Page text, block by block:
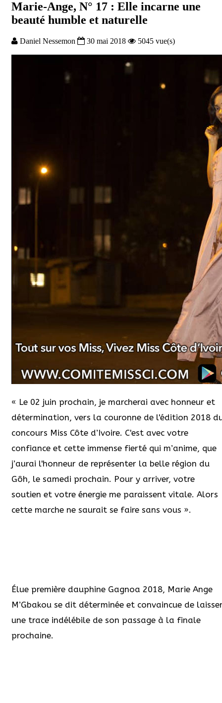
Marie-Ange, N° 17 : Elle incarne une
beauté humble et naturelle
Daniel Nessemon 30 mai 2018 5045 vue(s)
« Le 02 juin prochain, je marcherai avec honneur et
détermination, vers la couronne de l'édition 2018
concours Miss Côte d’Ivoire. C'est avec votre
confiance et cette immense fierté qui m’anime, que
j’aurai l'honneur de représenter la belle région du
Gôh, le samedi prochain. Pour y arriver, votre
soutien et votre énergie me paraissent vitale. Alors
cette marche ne saurait se faire sans vous ».
Élue première dauphine Gagnoa 2018, Marie Ange
M’Gbakou se dit déterminée et convaincue de
une trace indélébile de son passage à la finale
prochaine.